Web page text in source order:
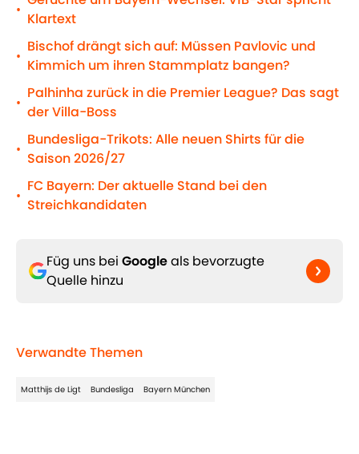
• Klartext
•
Bischof drängt sich auf: Müssen Pavlovic und
Kimmich um ihren Stammplatz bangen?
•
Palhinha zurück in die Premier League? Das sagt
der Villa-Boss
•
Bundesliga-Trikots: Alle neuen Shirts für die
Saison 2026/27
•
FC Bayern: Der aktuelle Stand bei den
Streichkandidaten
Füg uns bei Googleals bevorzugte
Quelle hinzu
Verwandte Themen
Matthijs de Ligt Bundesliga Bayern München